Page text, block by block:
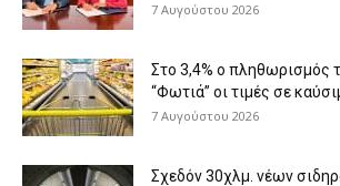
7 Αυγούστου 2026
Στο 3,4% ο πληθωρισμός
“Φωτιά” οι τιμές σε
7 Αυγούστου 2026
Σχεδόν 30χλμ. νέων